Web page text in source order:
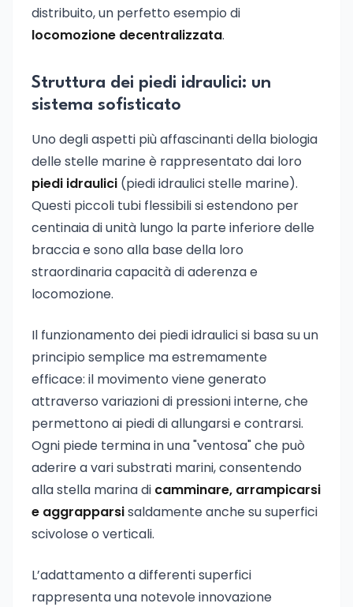
distribuito, un perfetto esempio di
locomozione decentralizzata.
Struttura dei piedi idraulici: un
sistema sofisticato
Uno degli aspetti più affascinanti della biologia
delle stelle marine è rappresentato dai loro
piedi idraulici (piedi idraulici stelle marine).
Questi piccoli tubi flessibili si estendono per
centinaia di unità lungo la parte inferiore delle
braccia e sono alla base della loro
straordinaria capacità di aderenza e
locomozione.
Il funzionamento dei piedi idraulici si basa su un
principio semplice ma estremamente
efficace: il movimento viene generato
attraverso variazioni di pressioni interne, che
permettono ai piedi di allungarsi e contrarsi.
Ogni piede termina in una "ventosa" che può
aderire a vari substrati marini, consentendo
alla stella marina di camminare, arrampicarsi
e aggrapparsisaldamente anche su superfici
scivolose o verticali.
L’adattamento a differenti superfici
rappresenta una notevole innovazione